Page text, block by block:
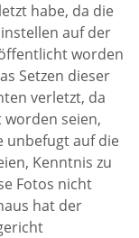
habe, da die
auf der
worden
Setzen dieser
verletzt, da
seien,
unbefugt auf die
Kenntnis zu
Fotos nicht
hat der